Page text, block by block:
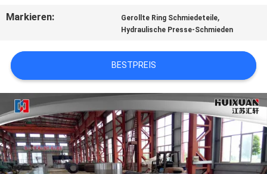
Markieren: Gerollte Ring Schmiedeteile,
Hydraulische Presse-Schmieden
BESTPREIS